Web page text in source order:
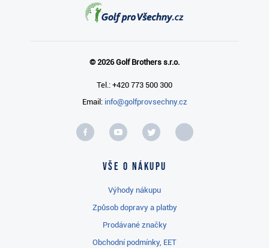
© 2026 Golf Brothers s.r.o.
Tel.: +420 773 500 300
Email: info@golfprovsechny.cz
Vše o nákupu
Výhody nákupu
Způsob dopravy a platby
Prodávané značky
Obchodní podmínky, EET